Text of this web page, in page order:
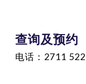
查询及预约
电话：2711